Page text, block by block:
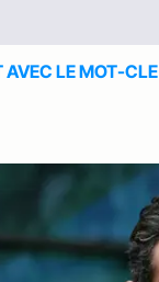
AVEC LE MOT-CLE